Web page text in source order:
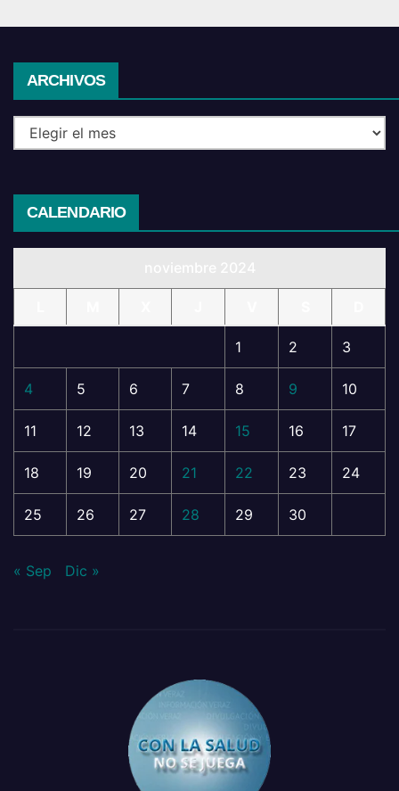
ARCHIVOS
CALENDARIO
1 2 3
4 5 6 7 8 9 10
11 12 13 14 15 16 17
18 19 20 21 22 23 24
25 26 27 28 29 30
« Sep Dic »